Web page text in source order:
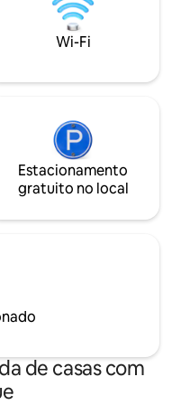
cansar do lago. É uma excelente base de
operações na
Wi-Fi
Estacionamento
gratuito no local
de casas com